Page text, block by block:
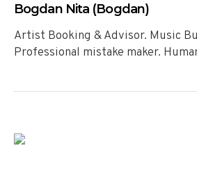
Bogdan Nita (Bogdan)
Artist Booking & Advisor. Music
Professional mistake maker.